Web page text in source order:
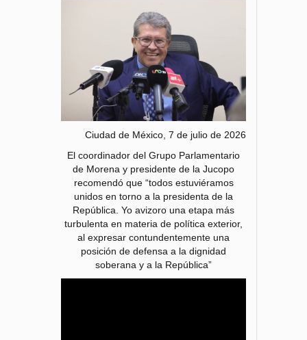
Ciudad de México, 7 de julio de 2026
El coordinador del Grupo Parlamentario
de Morena y presidente de la Jucopo
recomendó que “todos estuviéramos
unidos en torno a la presidenta de la
República. Yo avizoro una etapa más
turbulenta en materia de política exterior,
al expresar contundentemente una
posición de defensa a la dignidad
soberana y a la República”